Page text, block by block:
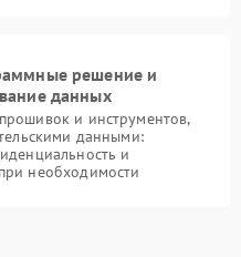
решение и
данных
и инструментов,
данными:
и
необходимости